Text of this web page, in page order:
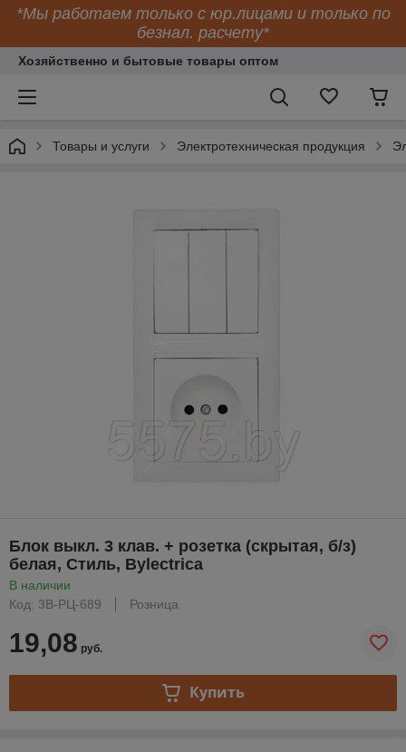
*Мы работаем только с юр.лицами и только по
безнал. расчету*
Хозяйственно и бытовые товары оптом
Товары и услуги Электротехническая продукция
Блок выкл. 3 клав. + розетка (скрытая, б/з)
белая, Стиль, Bylectrica
В наличии
Код: 3В-РЦ-689
Розница
19,08 руб.
Купить